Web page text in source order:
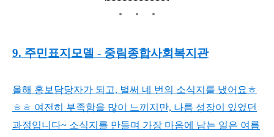
9. 주민표지모델 - 중림종합사회복지관
올해 홍보담당자가 되고, 벌써 네 번의 소식지를 냈어요ㅎ
ㅎㅎ 여전히 부족함을 많이 느끼지만, 나름 성장이 있었던
과정입니다~ 소식지를 만들며 가장 마음에 남는 일은 여름